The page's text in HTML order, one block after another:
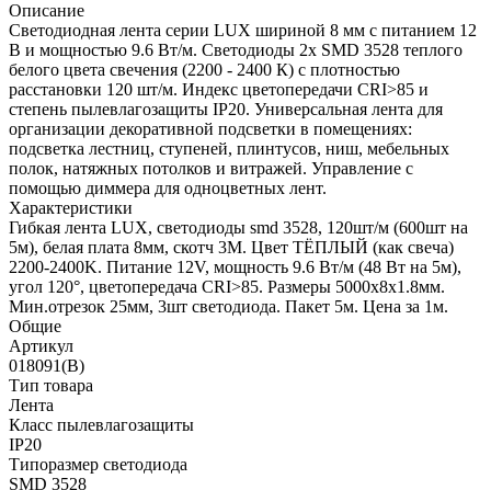
Описание
Светодиодная лента серии LUX шириной 8 мм с питанием 12
В и мощностью 9.6 Вт/м. Светодиоды 2x SMD 3528 теплого
белого цвета свечения (2200 - 2400 К) с плотностью
расстановки 120 шт/м. Индекс цветопередачи CRI>85 и
степень пылевлагозащиты IP20. Универсальная лента для
организации декоративной подсветки в помещениях:
подсветка лестниц, ступеней, плинтусов, ниш, мебельных
полок, натяжных потолков и витражей. Управление с
помощью диммера для одноцветных лент.
Характеристики
Гибкая лента LUX, светодиоды smd 3528, 120шт/м (600шт на
5м), белая плата 8мм, скотч 3М. Цвет ТЁПЛЫЙ (как свеча)
2200-2400K. Питание 12V, мощность 9.6 Вт/м (48 Вт на 5м),
угол 120°, цветопередача CRI>85. Размеры 5000х8x1.8мм.
Мин.отрезок 25мм, 3шт светодиода. Пакет 5м. Цена за 1м.
Общие
Артикул
018091(B)
Тип товара
Лента
Класс пылевлагозащиты
IP20
Типоразмер светодиода
SMD 3528